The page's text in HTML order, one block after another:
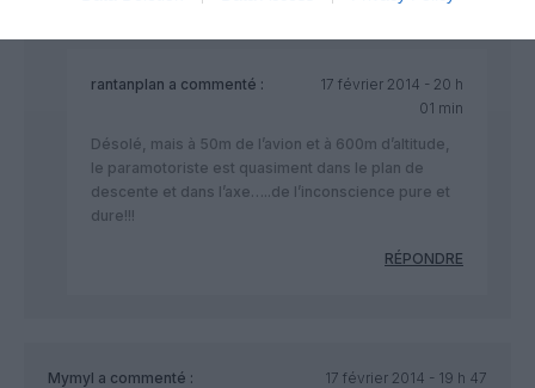
rantanplan a commenté :
17 février 2014 - 20 h
01 min
Désolé, mais à 50m de l’avion et à 600m d’altitude,
le paramotoriste est quasiment dans le plan de
descente et dans l’axe…..de l’inconscience pure et
dure!!!
RÉPONDRE
Mymyl a commenté :
17 février 2014 - 19 h 47